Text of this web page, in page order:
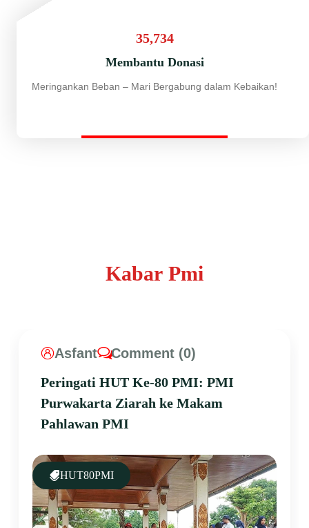
35,734
Membantu Donasi
Meringankan Beban – Mari Bergabung dalam Kebaikan!
Kabar Pmi
Asfant
Comment (0)
Peringati HUT Ke-80 PMI: PMI
Purwakarta Ziarah ke Makam
Pahlawan PMI
HUT80PMI